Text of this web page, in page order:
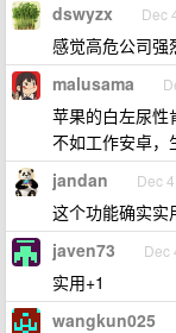
dswyzx Dec
感觉高危公司强
malusama
苹果的白左尿性
不如工作安卓，
jandan Dec
这个功能确实实
javen73 Dec
实用+1
wangkun025